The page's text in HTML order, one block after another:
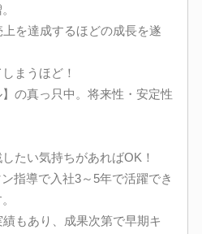
を達成するほどの成長を遂
まうほど！
の真っ只中。将来性・安定性
たい気持ちがあればOK！
指導で入社3～5年で活躍でき
もあり、成果次第で早期キ